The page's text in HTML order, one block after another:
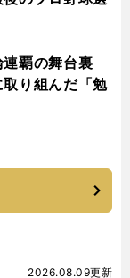
連覇の舞台裏
り組んだ「勉
2026.08.09更新